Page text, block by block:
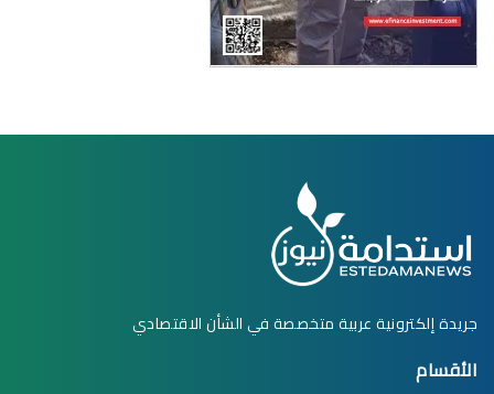
جريدة إلكترونية عربية متخصصة في الشأن الاقتصادي
الأقسام